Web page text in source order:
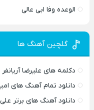
الوعده وفا ابی عالی
گلچین آهنگ ها
دکلمه های علیرضا آریانفر
دانلود تمام آهنگ های
دانلود آهنگ های برتر علی